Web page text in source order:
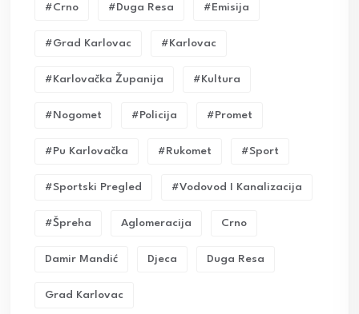
#crno #duga Resa #emisija
#grad Karlovac #karlovac
#karlovačka Županija #kultura
#nogomet #policija #promet
#pu Karlovačka #rukomet #sport
#sportski Pregled #vodovod I Kanalizacija
#Špreha Aglomeracija Crno
Damir Mandić Djeca Duga Resa
Grad Karlovac